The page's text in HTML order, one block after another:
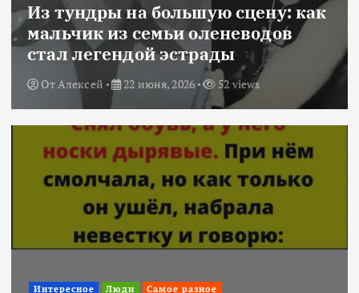
Из тундры на большую сцену: как
мальчик из семьи оленеводов
стал легендой эстрады
От Алексей 22 июня, 2026 52 views
Интересное Люди Самое разное